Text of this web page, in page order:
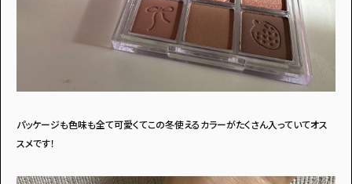
パッケージも色味も全て可愛くてこの冬使えるカラーがたくさん入っていてオス
スメです！